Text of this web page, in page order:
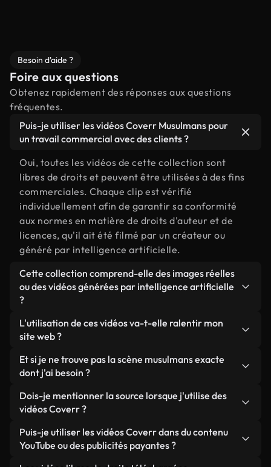
Besoin d'aide ?
Foire aux questions
Obtenez rapidement des réponses aux questions
fréquentes.
Puis-je utiliser les vidéos Coverr Musulmans pour
un travail commercial avec des clients ?
Oui, toutes les vidéos de cette collection sont
libres de droits et peuvent être utilisées à des fins
commerciales. Chaque clip est vérifié
individuellement afin de garantir sa conformité
aux normes en matière de droits d'auteur et de
licences, qu'il ait été filmé par un créateur ou
généré par intelligence artificielle.
Cette collection comprend-elle des images réelles
ou des vidéos générées par intelligence artificielle
?
Les deux. Il s'agit d'une bibliothèque hybride
composée de véritables images filmées par des
générées par IA. Chaque vidéo est clairement
identifiée afin que vous sachiez toujours ce que
vous utilisez.
L'utilisation de ces vidéos va-t-elle ralentir mon
site web ?
Sauf si vous choisissez nos versions optimisées.
Nous proposons des formats légers, prêts pour le
ils conservent une qualité élevée tout en
minimisant les temps de chargement et en
améliorant des indicateurs comme le LCP.
Et si je ne trouve pas la scène musulmans exacte
dont j'ai besoin ?
Vous pouvez en créer une instantanément avec
Coverr AI Studio. Il vous suffit de décrire la scène,
le Studio générera en quelques secondes une vidéo
personnalisée conforme à nos normes de licence.
Dois-je mentionner la source lorsque j'utilise des
vidéos Coverr ?
Aucune attribution n'est requise. Toutes les vidéos
de notre bibliothèque sont libres de droits et
Puis-je utiliser les vidéos Coverr dans du contenu
YouTube ou des publicités payantes ?
Oui. Toutes les séquences vidéo de Coverr peuvent